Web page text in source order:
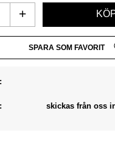
+
Lägg till i
skickas från oss